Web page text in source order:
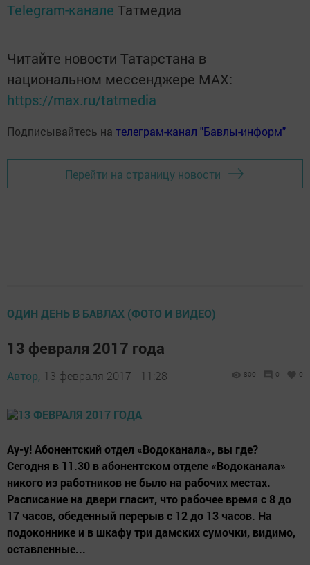
Telegram-канале Татмедиа
Читайте новости Татарстана в
национальном мессенджере MАХ:
https://max.ru/tatmedia
Подписывайтесь на телеграм-канал "Бавлы-информ"
Перейти на страницу новости
ОДИН ДЕНЬ В БАВЛАХ (ФОТО И ВИДЕО)
13 февраля 2017 года
Автор, 13 февраля 2017 - 11:28 800 0 0
Ау-у! Абонентский отдел «Водоканала», вы где?
Сегодня в 11.30 в абонентском отделе «Водоканала»
никого из работников не было на рабочих местах.
Расписание на двери гласит, что рабочее время с 8 до
17 часов, обеденный перерыв с 12 до 13 часов. На
подоконнике и в шкафу три дамских сумочки, видимо,
оставленные...